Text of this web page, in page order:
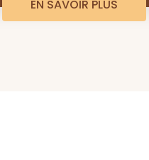
EN SAVOIR PLUS